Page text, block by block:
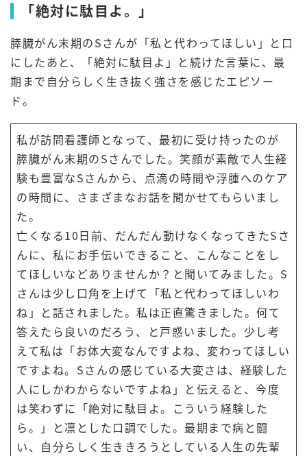
「絶対に駄目よ。」
膵臓がん末期のSさんが「私と代わってほしい」と口
にしたあと、「絶対に駄目よ」と続けた言葉に、最
期まで自分らしく生き抜く強さを感じたエピソー
ド。
私が訪問看護師となって、最初に受け持ったのが
膵臓がん末期のSさんでした。笑顔が素敵で人生経
験も豊富なSさんから、点滴の時間や浮腫へのケア
の時間に、さまざまなお話を聞かせてもらいまし
た。
亡くなる10日前、だんだん動けなくなってきたSさ
んに、私にお手伝いできること、こんなことをし
てほしいなどありませんか？と聞いてみました。S
さんは少し口角を上げて「私と代わってほしいわ
ね」と話されました。私は正直驚きました。何て
答えたら良いのだろう、と戸惑いました。少し考
えて私は「お体大変なんですよね、変わってほしい
ですよね。Sさんの感じている大変さは、経験した
人にしかわからないですよね」と伝えると、今度
は笑わずに「絶対に駄目よ。こういう経験した
ら。」と凛とした口調でした。最期まで病と闘
い、自分らしく生ききろうとしている人生の先輩